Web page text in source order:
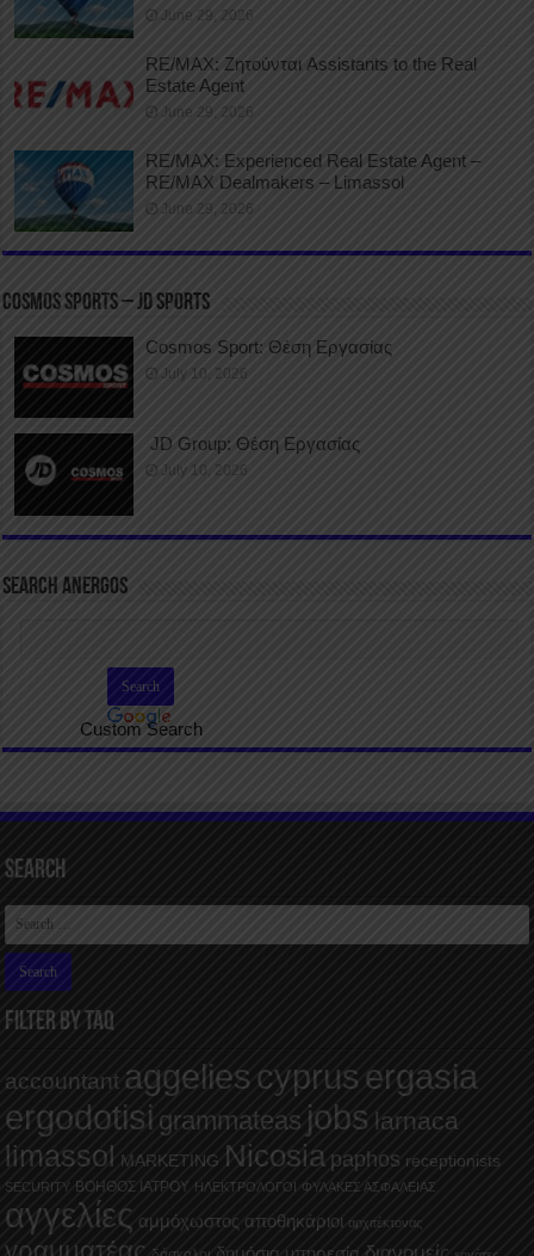
June 29, 2026
RE/MAX: Ζητούνται Assistants to the Real
Estate Agent
June 29, 2026
RE/MAX: Experienced Real Estate Agent –
RE/MAX Dealmakers – Limassol
June 29, 2026
COSMOS SPORTS – JD SPORTS
Cosmos Sport: Θέση Εργασίας
July 10, 2026
JD Group: Θέση Εργασίας
July 10, 2026
SEARCH ANERGOS
Custom Search
Search
FILTER BY TAQ
accountant aggelies cyprus ergasia
ergodotisi grammateas jobs larnaca
limassol MARKETING Nicosia paphos receptionists
SECURITY ΒΟΗΘΟΣ ΙΑΤΡΟΥ ΗΛΕΚΤΡΟΛΟΓΟΙ ΦΥΛΑΚΕΣ ΑΣΦΑΛΕΙΑΣ
αγγελίες αμμόχωστος αποθηκάριοι αρχιτέκτονας